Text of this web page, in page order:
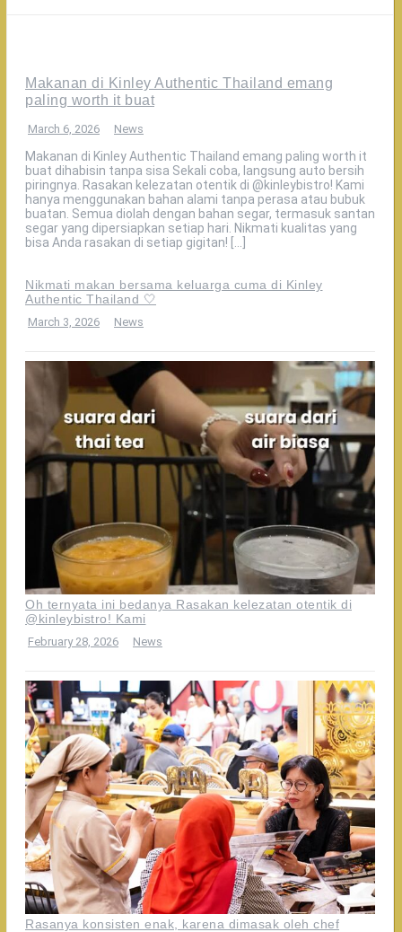
Makanan di Kinley Authentic Thailand emang
paling worth it buat
March 6, 2026 News
Makanan di Kinley Authentic Thailand emang paling worth it
buat dihabisin tanpa sisa Sekali coba, langsung auto bersih
piringnya. Rasakan kelezatan otentik di @kinleybistro! Kami
hanya menggunakan bahan alami tanpa perasa atau bubuk
buatan. Semua diolah dengan bahan segar, termasuk santan
segar yang dipersiapkan setiap hari. Nikmati kualitas yang
bisa Anda rasakan di setiap gigitan! […]
Nikmati makan bersama keluarga cuma di Kinley
Authentic Thailand 🤍
March 3, 2026 News
Oh ternyata ini bedanya Rasakan kelezatan otentik di
@kinleybistro! Kami
February 28, 2026 News
Rasanya konsisten enak, karena dimasak oleh chef